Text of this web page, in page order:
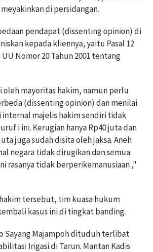
di persidangan.
pendapat (dissenting opinion) di
kepada kliennya, yaitu Pasal 12
Nomor 20 Tahun 2001 tentang
mayoritas hakim, namun perlu
(dissenting opinion) dan menilai
majelis hakim sendiri tidak
i ini. Kerugian hanya Rp40 juta dan
juga sudah disita oleh jaksa. Aneh
negara tidak dirugikan dan semua
rasanya tidak berperikemanusiaan ,"
tersebut, tim kuasa hukum
kasus ini di tingkat banding.
Sayang Majampoh dituduh terlibat
Irigasi di Tarun. Mantan Kadis